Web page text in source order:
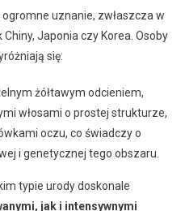
ogromne uznanie, zwłaszcza w
Japonia czy Korea. Osoby
się:
żółtawym odcieniem,
włosami o prostej strukturze,
oczu, co świadczy o
i genetycznej tego obszaru.
typie urody doskonale
jak i intensywnymi